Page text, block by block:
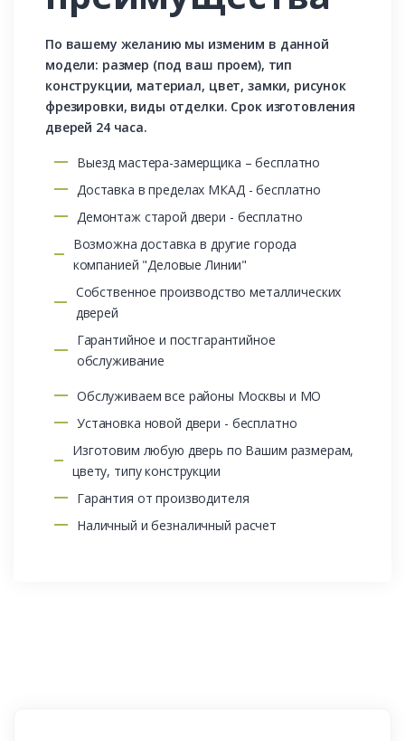
По вашему желанию мы изменим в данной
модели: размер (под ваш проем), тип
конструкции, материал, цвет, замки, рисунок
фрезировки, виды отделки. Срок изготовления
дверей 24 часа.
Выезд мастера-замерщика – бесплатно
Доставка в пределах МКАД - бесплатно
Демонтаж старой двери - бесплатно
Возможна доставка в другие города
компанией "Деловые Линии"
Собственное производство металлических
дверей
Гарантийное и постгарантийное
обслуживание
Обслуживаем все районы Москвы и МО
Установка новой двери - бесплатно
Изготовим любую дверь по Вашим размерам,
цвету, типу конструкции
Гарантия от производителя
Наличный и безналичный расчет